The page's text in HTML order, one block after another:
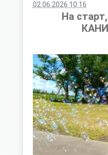
02.06.2026 10:16
На